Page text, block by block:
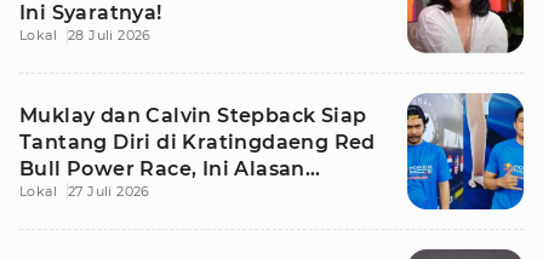
Ini Syaratnya!
Lokal 28 Juli 2026
Muklay dan Calvin Stepback Siap
Tantang Diri di Kratingdaeng Red
Bull Power Race, Ini Alasan
Mereka!
Lokal 27 Juli 2026